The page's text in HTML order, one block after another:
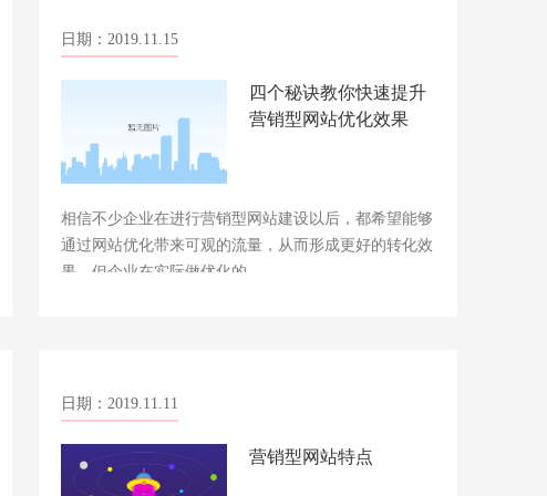
日期：2019.11.15
四个秘诀教你快速提升
营销型网站优化效果
相信不少企业在进行营销型网站建设以后，都希望能够
通过网站优化带来可观的流量，从而形成更好的转化效
果。但企业在实际做优化的……
日期：2019.11.11
营销型网站特点